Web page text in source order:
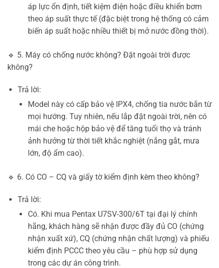
áp lực ổn định, tiết kiệm điện hoặc điều khiển bơm
theo áp suất thực tế (đặc biệt trong hệ thống có cảm
biến áp suất hoặc nhiều thiết bị mở nước đồng thời).
🔹 5. Máy có chống nước không? Đặt ngoài trời được
không?
Trả lời:
Model này có cấp bảo vệ IPX4, chống tia nước bắn từ
mọi hướng. Tuy nhiên, nếu lắp đặt ngoài trời, nên có
mái che hoặc hộp bảo vệ để tăng tuổi thọ và tránh
ảnh hưởng từ thời tiết khắc nghiệt (nắng gắt, mưa
lớn, độ ẩm cao).
🔹 6. Có CO – CQ và giấy tờ kiểm định kèm theo không?
Trả lời:
Có. Khi mua Pentax U7SV-300/6T tại đại lý chính
hãng, khách hàng sẽ nhận được đầy đủ CO (chứng
nhận xuất xứ), CQ (chứng nhận chất lượng) và phiếu
kiểm định PCCC theo yêu cầu – phù hợp sử dụng
trong các dự án công trình.